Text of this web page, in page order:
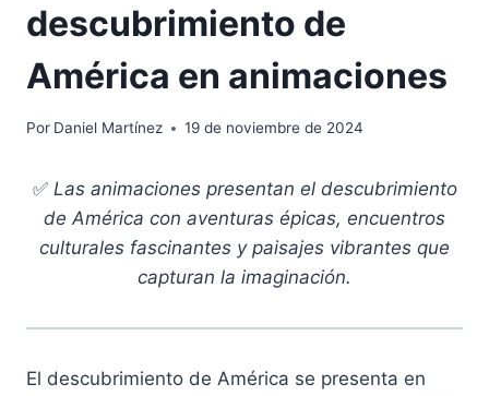
descubrimiento de
América en animaciones
Por Daniel Martínez 19 de noviembre de 2024
✅ Las animaciones presentan el descubrimiento
de América con aventuras épicas, encuentros
culturales fascinantes y paisajes vibrantes que
capturan la imaginación.
El descubrimiento de América se presenta en